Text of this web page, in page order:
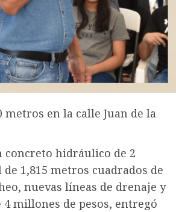
en la calle Juan de la
concreto hidráulico de 2
1,815 metros cuadrados de
nuevas líneas de drenaje y
millones de pesos, entregó